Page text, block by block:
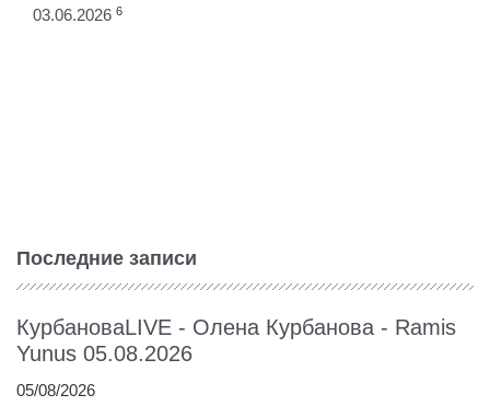
03.06.2026 6
Последние записи
КурбановаLIVE - Олена Курбанова - Ramis
Yunus 05.08.2026
05/08/2026